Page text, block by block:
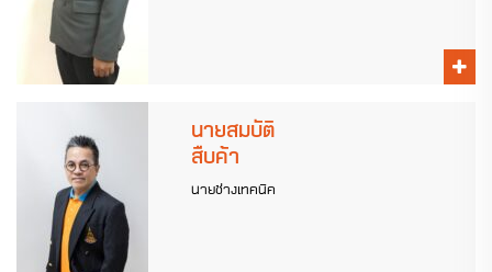
นายสมบัติ
สืบค้า
นายช่างเทคนิค